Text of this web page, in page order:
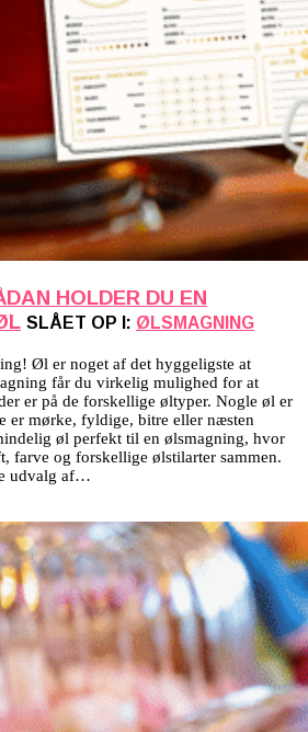
HOLDER DU EN
SLÅET OP I: ØLSMAGNING
Øl er noget af det hyggeligste at
får du virkelig mulighed for at
er på de forskellige øltyper. Nogle øl er
er mørke, fyldige, bitre eller næsten
øl perfekt til en ølsmagning, hvor
farve og forskellige ølstilarter sammen.
udvalg af…